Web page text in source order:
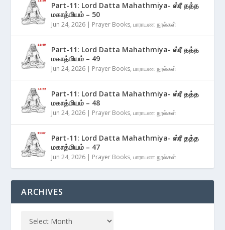
Part-11: Lord Datta Mahathmiya- ஸ்ரீ தத்த
மகாத்மியம் – 50
Jun 24, 2026 | Prayer Books,பாராயண நூல்கள்
Part-11: Lord Datta Mahathmiya- ஸ்ரீ தத்த
மகாத்மியம் – 49
Jun 24, 2026 | Prayer Books,பாராயண நூல்கள்
Part-11: Lord Datta Mahathmiya- ஸ்ரீ தத்த
மகாத்மியம் – 48
Jun 24, 2026 | Prayer Books,பாராயண நூல்கள்
Part-11: Lord Datta Mahathmiya- ஸ்ரீ தத்த
மகாத்மியம் – 47
Jun 24, 2026 | Prayer Books,பாராயண நூல்கள்
ARCHIVES